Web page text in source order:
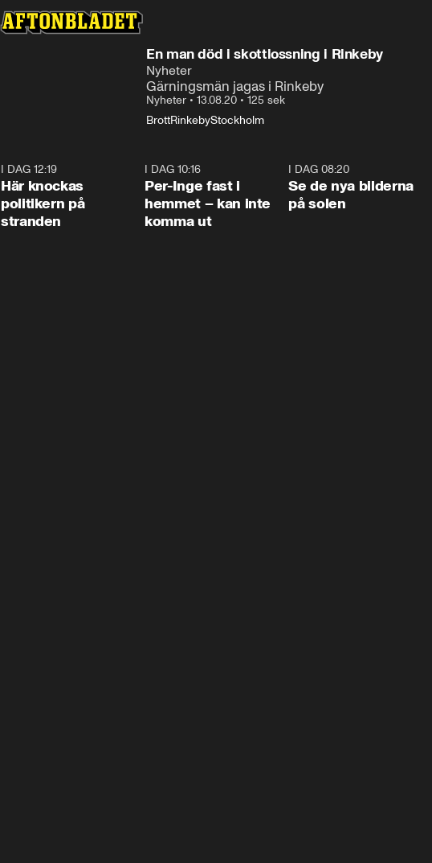
En man död i skottlossning i Rinkeby
Nyheter
Gärningsmän jagas i Rinkeby
Nyheter • 13.08.20 • 125 sek
BrottRinkebyStockholm
I DAG 12:19
Här knockas
politikern på
stranden
I DAG 10:16
Per-Inge fast i
hemmet – kan inte
komma ut
I DAG 08:20
Se de nya bilderna
på solen